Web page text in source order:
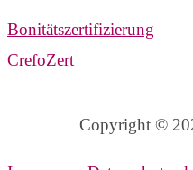
Bonitätszertifizierung
CrefoZert
Copyright ©